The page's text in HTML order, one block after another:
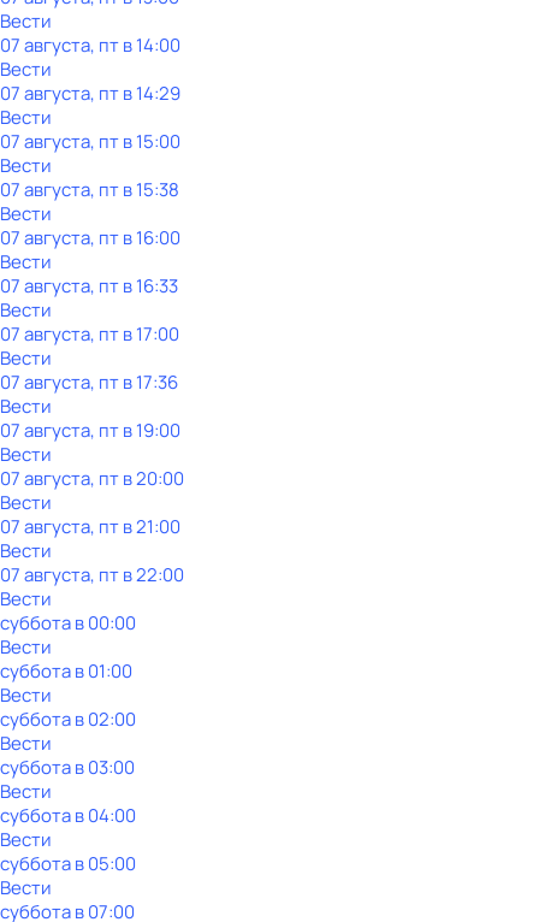
Вести
07 августа, пт в 14:00
Вести
07 августа, пт в 14:29
Вести
07 августа, пт в 15:00
Вести
07 августа, пт в 15:38
Вести
07 августа, пт в 16:00
Вести
07 августа, пт в 16:33
Вести
07 августа, пт в 17:00
Вести
07 августа, пт в 17:36
Вести
07 августа, пт в 19:00
Вести
07 августа, пт в 20:00
Вести
07 августа, пт в 21:00
Вести
07 августа, пт в 22:00
Вести
субботав00:00
Вести
субботав01:00
Вести
субботав02:00
Вести
субботав03:00
Вести
субботав04:00
Вести
субботав05:00
Вести
субботав07:00